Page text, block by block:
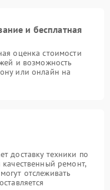
и бесплатная
оценка стоимости
и возможность
или онлайн на
доставку техники по
ремонт,
отслеживать